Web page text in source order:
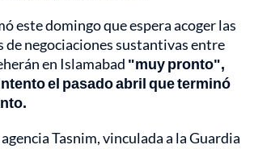
este domingo que espera acoger las
de negociaciones sustantivas entre
en Islamabad "muy pronto",
el pasado abril que terminó
Tasnim, vinculada a la Guardia